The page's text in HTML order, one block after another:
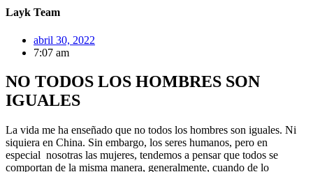
Layk Team
abril 30, 2022
7:07 am
NO TODOS LOS HOMBRES SON
IGUALES
La vida me ha enseñado que no todos los hombres son iguales. Ni
siquiera en China. Sin embargo, los seres humanos, pero en
especial nosotras las mujeres, tendemos a pensar que todos se
comportan de la misma manera, generalmente, cuando de lo